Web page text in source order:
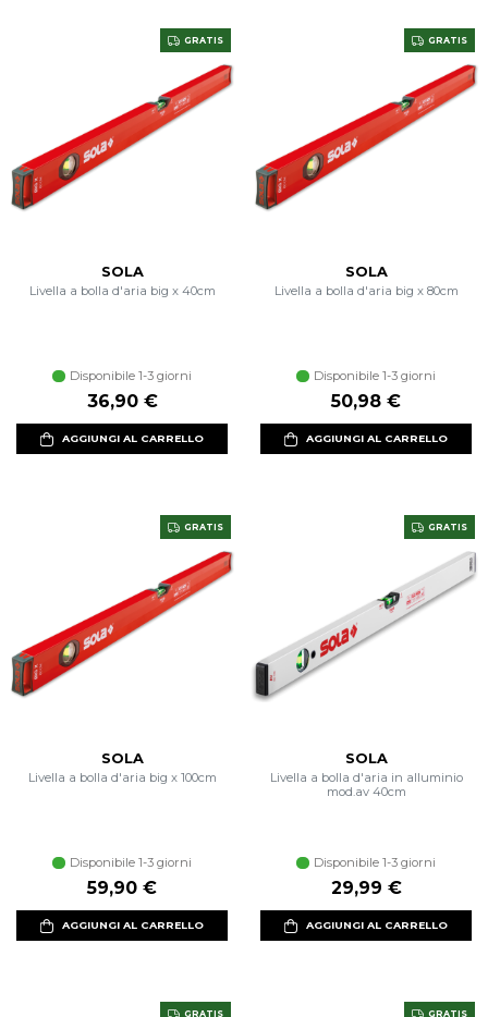
GRATIS
SOLA
Livella a bolla d'aria big x 40cm
Disponibile 1-3 giorni
36,90 €
AGGIUNGI AL CARRELLO
GRATIS
SOLA
Livella a bolla d'aria big x 80cm
Disponibile 1-3 giorni
50,98 €
AGGIUNGI AL CARRELLO
GRATIS
SOLA
Livella a bolla d'aria big x 100cm
Disponibile 1-3 giorni
59,90 €
AGGIUNGI AL CARRELLO
GRATIS
SOLA
Livella a bolla d'aria in alluminio
mod.av 40cm
Disponibile 1-3 giorni
29,99 €
AGGIUNGI AL CARRELLO
GRATIS GRATIS